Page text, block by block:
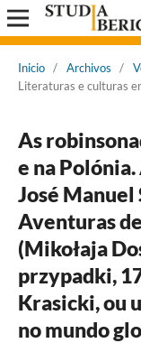
Inicio / Archivos /
Literaturas e culturas
As
e na Polónia.
José Manuel
Aventuras
(Mikołaja
przypadki,
Krasicki, ou
no mundo